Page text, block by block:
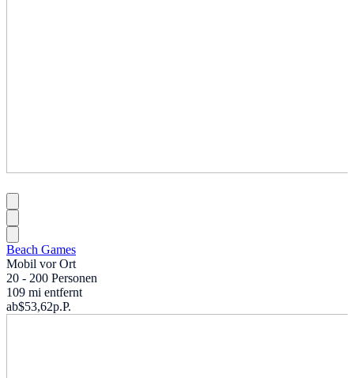
Beach Games
Mobil vor Ort
20 - 200 Personen
109 mi entfernt
ab$53,62p.P.